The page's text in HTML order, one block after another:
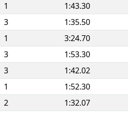
1
1:43.30
3
1:35.50
1
3:24.70
3
1:53.30
3
1:42.02
1
1:52.30
2
1:32.07